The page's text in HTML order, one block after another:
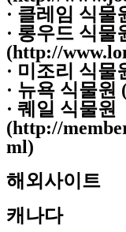
· 클레임 식
· 롱우드 식물
(http://
· 미조리 식
· 뉴욕 식물
· 퀘일 식물원
(http://
ml)
해외사이트
캐나다